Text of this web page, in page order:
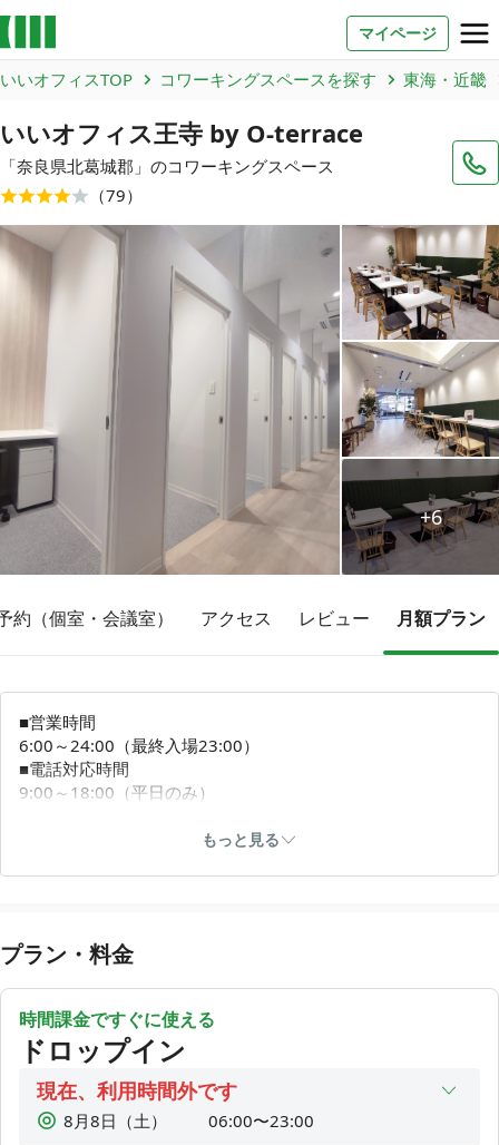
マイページ
よくあるご質問
法人での利用
店舗オーナー様へ
いいオフィス（コワーキングスペース）
いい会議室（会議室専用スペース）
FCオーナー募集
コワーキング運営DXシステム
E Solution
トピックス
いいオフィスTOP コワーキングスペースを探す 東海・近畿
いいオフィス王寺 by O-terrace
「奈良県北葛城郡 」のコワーキングスペース
（79）
+6
約（個室・会議室） アクセス レビュー 月額プラン
■営業時間
6:00～24:00（最終入場23:00）
■電話対応時間
9:00～18:00（平日のみ）
いいアプリ チェックイン後に表示されるパスコードで解施錠
※正面入り口オープン時間は日によって異なる場合がありま
■音声通話・オンライン会議
個室で実施頂けます（イヤホン＋マイク必須）。
■個室設備
もっと見る
プラン・料金
時間課金ですぐに使える
ドロップイン
現在、利用時間外です
8月8日（土）
06:00〜23:00